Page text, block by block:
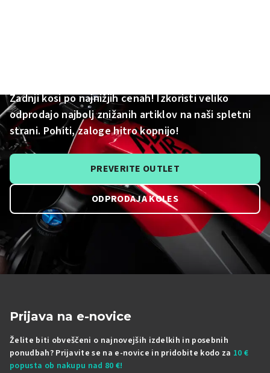
Zadnji kosi po najnižjih cenah! Izkoristi veliko
odprodajo najbolj znižanih artiklov na naši spletni
strani. Pohiti, zaloge hitro kopnijo!
PREVERITE OUTLET
ODPRODAJA KOLES
Prijava na e-novice
Želite biti obveščeni o najnovejših izdelkih in posebnih
ponudbah? Prijavite se na e-novice in pridobite kodo za 10 €
popusta ob nakupu nad 80 €!